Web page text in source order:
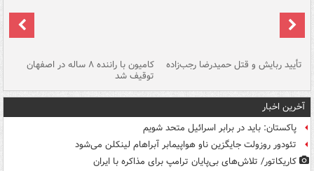
تأیید ربایش و قتل حمیدرضا رجب‌زاده کامیون با راننده ۸ ساله در اصفهان
توقیف شد
آخرین اخبار
پاکستان: باید در برابر اسرائیل متحد شویم
تئودور روزولت جایگزین ناو هواپیمابر آبراهام لینکلن می‌شود
کاریکاتور/ تلاش‌های بی‌پایان ترامپ برای مذاکره با ایران